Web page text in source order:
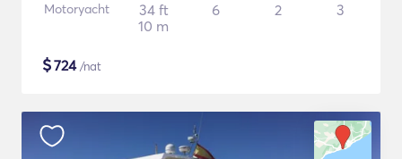
Motoryacht
34 ft
10 m
6 2 3
$724/nat